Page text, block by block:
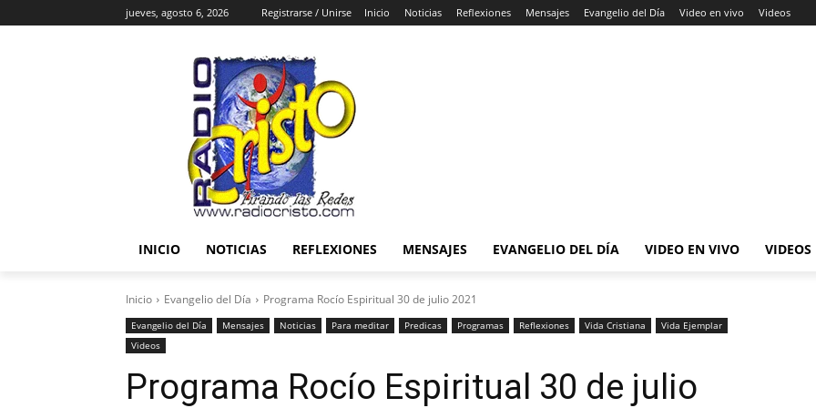
jueves, agosto 6, 2026 Registrarse / Unirse Inicio Noticias Reflexiones Mensajes Evangelio del Día Video en vivo Videos
INICIO NOTICIAS REFLEXIONES MENSAJES EVANGELIO DEL DÍA VIDEO EN VIVO VIDEOS
Inicio Evangelio del Día Programa Rocío Espiritual 30 de julio 2021
Evangelio del Día Mensajes Noticias Para meditar Predicas Programas Reflexiones Vida Cristiana
Vida Ejemplar
Videos
Programa Rocío Espiritual 30 de julio